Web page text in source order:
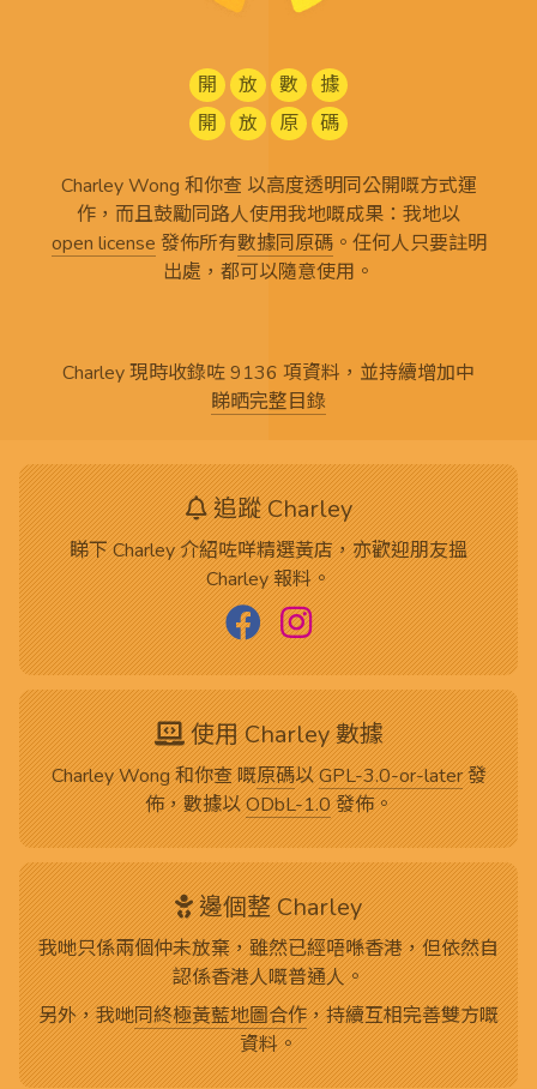
開 放 數
據
開
放 原 碼
Charley Wong 和你查 以高度透明同公開嘅方式運
作，而且鼓勵同路人使用我地嘅成果：我地以
open license 發佈所有數據同原碼。任何人只要註明
出處，都可以隨意使用。
Charley 現時收錄咗 9136 項資料，並持續增加中
睇晒完整目錄
追蹤 Charley
睇下 Charley 介紹咗咩精選黃店，亦歡迎朋友搵
Charley 報料。
使用 Charley 數據
Charley Wong 和你查 嘅原碼以GPL-3.0-or-later發
佈，數據以ODbL-1.0發佈。
邊個整 Charley
我哋只係兩個仲未放棄，雖然已經唔喺香港，但依然自
認係香港人嘅普通人。
另外，我哋同終極黃藍地圖合作，持續互相完善雙方嘅
資料。